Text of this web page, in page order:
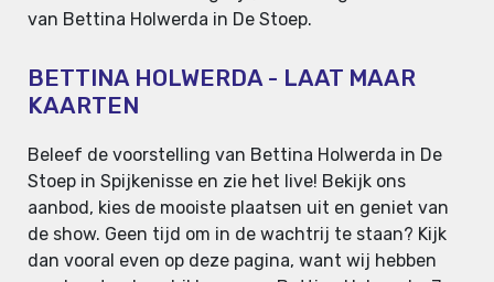
van Bettina Holwerda in De Stoep.
BETTINA HOLWERDA - LAAT MAAR
KAARTEN
Beleef de voorstelling van Bettina Holwerda in De
Stoep in Spijkenisse en zie het live! Bekijk ons
aanbod, kies de mooiste plaatsen uit en geniet van
de show. Geen tijd om in de wachtrij te staan? Kijk
dan vooral even op deze pagina, want wij hebben